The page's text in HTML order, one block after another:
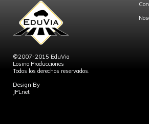
©2007-2015 EduVia
Losino Producciones
Todos los derechos reservados.
Design By
JPLnet